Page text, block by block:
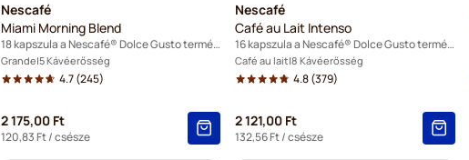
Nescafé
Miami Morning Blend
18 kapszula a Nescafé® Dolce Gusto termékhez
Grande 5 Kávéerősség
4.7(245)
2 175,00 Ft
120,83 Ft/ csésze
Nescafé
Café au Lait Intenso
16 kapszula a Nescafé® Dolce Gusto termékhez
Café au lait 8 Kávéerősség
4.8(379)
2 121,00 Ft
132,56 Ft/ csésze